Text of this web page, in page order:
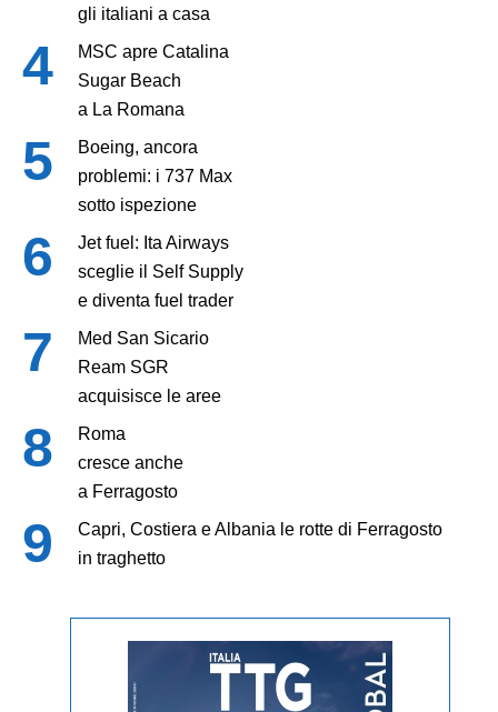
gli italiani a casa
MSC apre Catalina
Sugar Beach
a La Romana
Boeing, ancora
problemi: i 737 Max
sotto ispezione
Jet fuel: Ita Airways
sceglie il Self Supply
e diventa fuel trader
Med San Sicario
Ream SGR
acquisisce le aree
Roma
cresce anche
a Ferragosto
Capri, Costiera e Albania le rotte di Ferragosto
in traghetto